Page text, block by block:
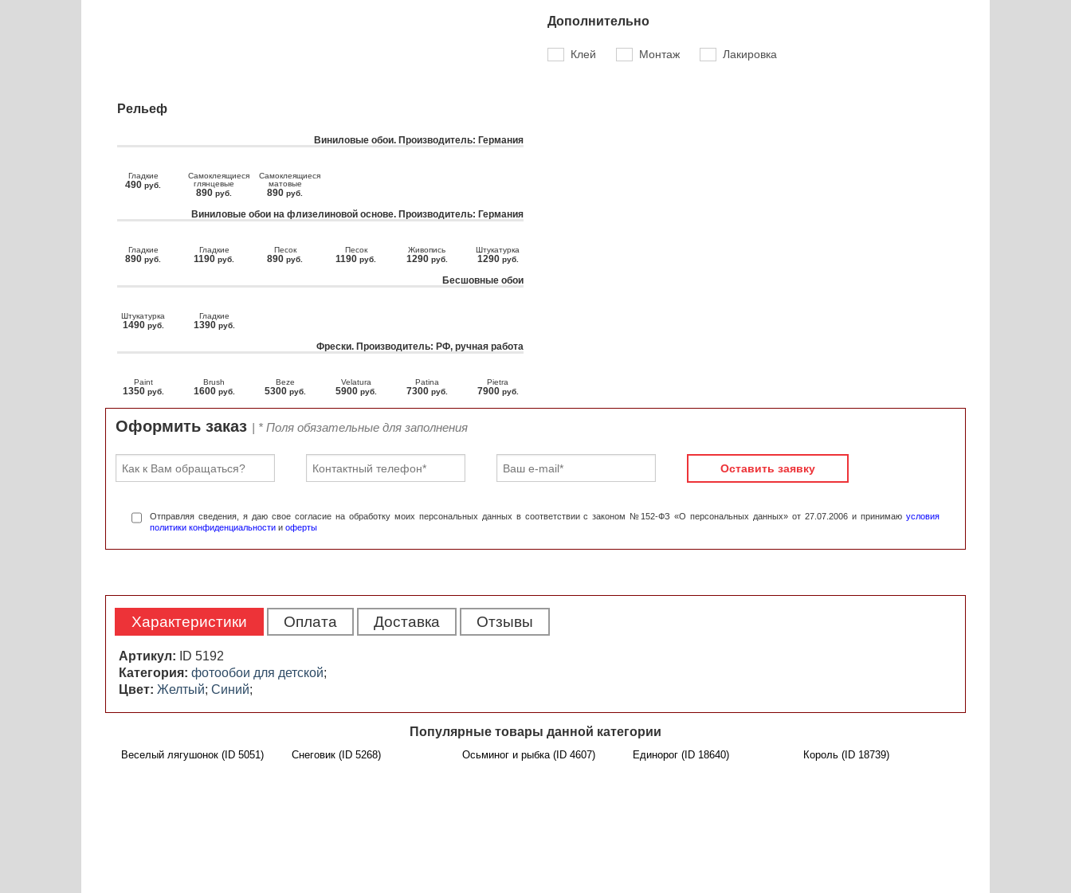
Дополнительно
Клей Монтаж Лакировка
Рельеф
Виниловые обои. Производитель: Германия
Гладкие
490 руб.
Самоклеящиеся
глянцевые
890 руб.
Самоклеящиеся
матовые
890 руб.
Виниловые обои на флизелиновой основе. Производитель: Германия
Гладкие
890 руб.
Гладкие
1190 руб.
Песок
890 руб.
Песок
1190 руб.
Живопись
1290 руб.
Штукатурка
1290 руб.
Бесшовные обои
Штукатурка
1490 руб.
Гладкие
1390 руб.
Фрески. Производитель: РФ, ручная работа
Paint
1350 руб.
Brush
1600 руб.
Beze
5300 руб.
Velatura
5900 руб.
Patina
7300 руб.
Pietra
7900 руб.
Оформить заказ | * Поля обязательные для заполнения
Оставить заявку
Отправляя сведения, я даю свое согласие на обработку моих персональных данных в соответствии с законом №152-ФЗ «О персональных данных» от 27.07.2006 и принимаю условия
политики конфиденциальности и оферты
Характеристики Оплата Доставка Отзывы
Артикул:
ID 5192
Категория: фотообои для детской;
Цвет: Желтый; Синий;
Популярные товары данной категории
Веселый лягушонок (ID 5051) Снеговик (ID 5268) Осьминог и рыбка (ID 4607) Единорог (ID 18640) Король (ID 18739)